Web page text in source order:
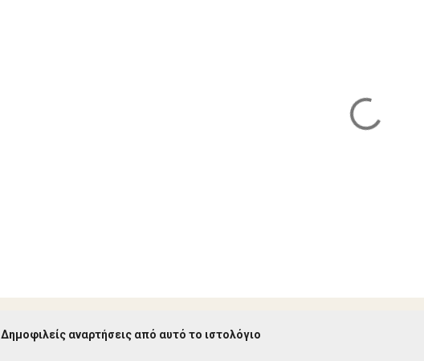
Δημοφιλείς αναρτήσεις από αυτό το ιστολόγιο